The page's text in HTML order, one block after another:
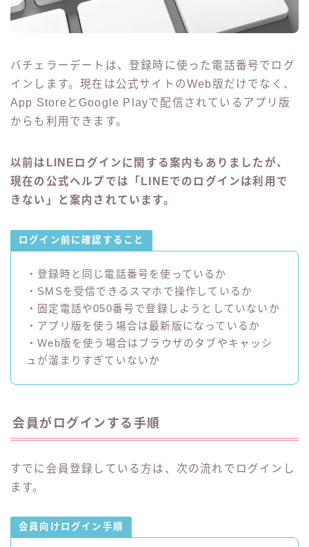
バチェラーデートは、登録時に使った電話番号でログ
インします。現在は公式サイトのWeb版だけでなく、
App StoreとGoogle Playで配信されているアプリ版
からも利用できます。
以前はLINEログインに関する案内もありましたが、
現在の公式ヘルプでは「LINEでのログインは利用で
きない」と案内されています。
ログイン前に確認すること
・登録時と同じ電話番号を使っているか
・SMSを受信できるスマホで操作しているか
・固定電話や050番号で登録しようとしていないか
・アプリ版を使う場合は最新版になっているか
・Web版を使う場合はブラウザのタブやキャッシ
ュが溜まりすぎていないか
会員がログインする手順
すでに会員登録している方は、次の流れでログインし
ます。
会員向けログイン手順